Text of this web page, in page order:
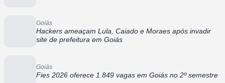
Goiás
Hackers ameaçam Lula, Caiado e Moraes após invadir
site de prefeitura em Goiás
Goiás
Fies 2026 oferece 1.849 vagas em Goiás no 2º semestre